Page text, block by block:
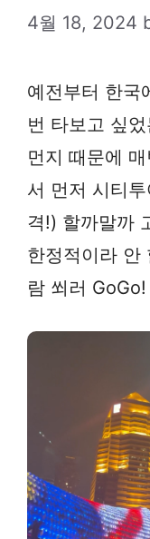
4월 18, 2024
예전부터 한국
번 타보고 싶
먼지 때문에
서 먼저 시티
격!) 할까말까
한정적이라 안
람 쐬러 GoGo!